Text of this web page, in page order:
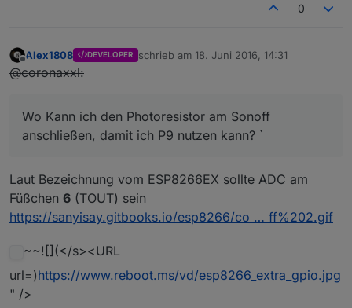
0
Alex1808 DEVELOPER schrieb am 18. Juni 2016, 14:31
zuletzt editiert von
@coronaxxl:
Wo Kann ich den Photoresistor am Sonoff
anschließen, damit ich P9 nutzen kann? `
Laut Bezeichnung vom ESP8266EX sollte ADC am
Füßchen 6 (TOUT) sein
https://sanyisay.gitbooks.io/esp8266/co … ff%202.gif
~~![](</s><URL
url=)https://www.reboot.ms/vd/esp8266_extra_gpio.jpg
" />